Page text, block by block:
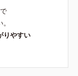
りやすい